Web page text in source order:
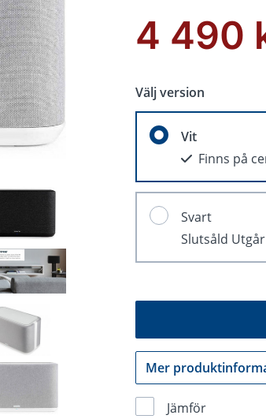
4 490
Välj version
Vit
Finns på
Svart
Slutsåld
Mer
Jämför